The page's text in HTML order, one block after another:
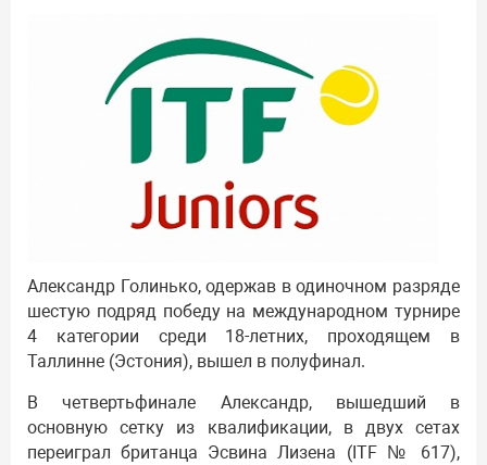
Александр Голинько, одержав в одиночном разряде
шестую подряд победу на международном турнире
4 категории среди 18-летних, проходящем в
Таллинне (Эстония), вышел в полуфинал.
В четвертьфинале Александр, вышедший в
основную сетку из квалификации, в двух сетах
переиграл британца Эсвина Лизена (ITF № 617),